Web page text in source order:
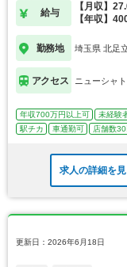
給与
【月収】
【年収】
勤務地 埼玉県 北足
アクセス ニューシャ
年収700万円以上可 未経験
駅チカ
車通勤可 店舗数
求人の詳細を
更新日：2026年6月18日